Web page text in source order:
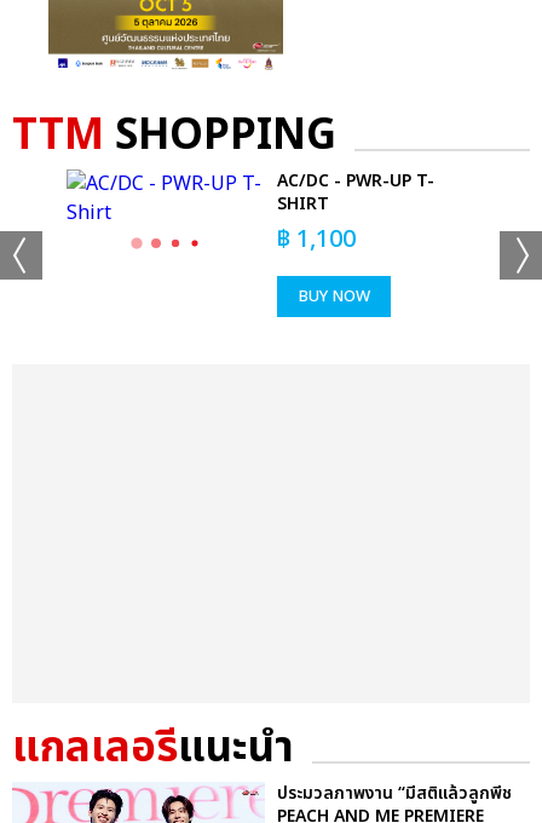
TTM SHOPPING
AC/DC - PWR-UP T-
SHIRT
฿ 1,100
BUY NOW
แกลเลอรีแนะนำ
ประมวลภาพงาน “มีสติแล้วลูกพีช
PEACH AND ME PREMIERE